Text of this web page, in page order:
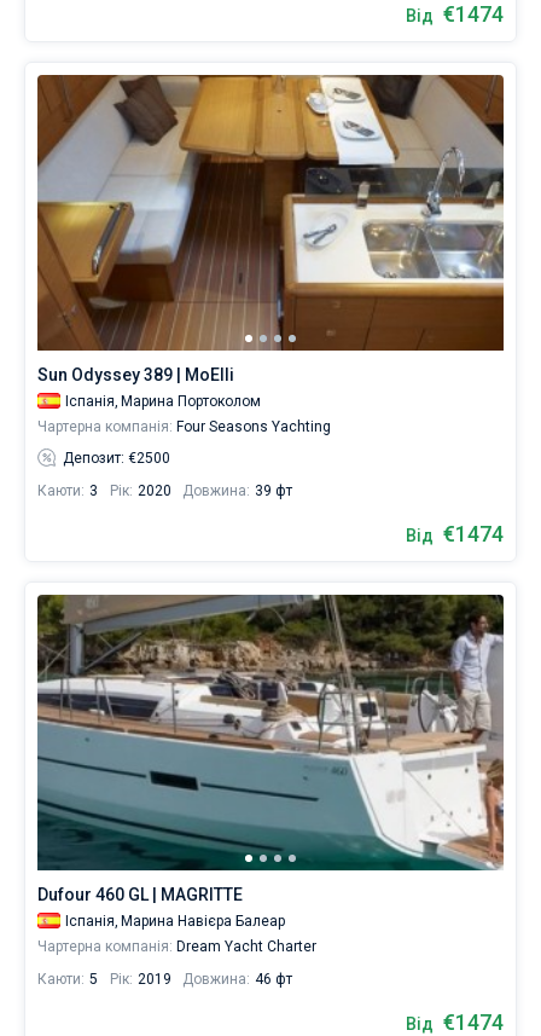
Від €1474
Sun Odyssey 389 | MoElli
Іспанія, Марина Портоколом
Чартерна компанія: Four Seasons Yachting
Депозит: €2500
Каюти: 3 Рік: 2020 Довжина: 39 фт
Від €1474
Dufour 460 GL | MAGRITTE
Іспанія, Марина Навієра Балеар
Чартерна компанія: Dream Yacht Charter
Каюти: 5 Рік: 2019 Довжина: 46 фт
Від €1474